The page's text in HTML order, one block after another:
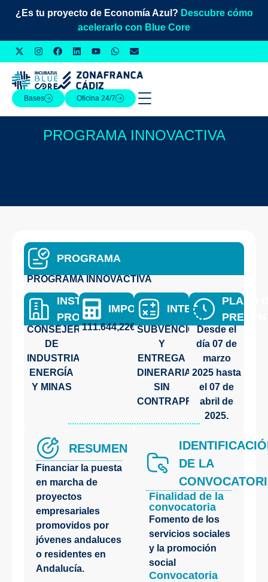
¿Es tu proyecto de Economía Azul? Descubre cómo
acelerarlo con Blue Core
Bases Oficina 24/7
PROGRAMA INNOVACTIVA
PROGRAMA
PROGRAMA INNOVACTIVA
INSTITUICIÓN
PROMOTORA
CONSEJERÍA
DE
INDUSTRIA,
ENERGÍA
Y MINAS
IMPORTE
111.644,22€
INTENSIDAD
SUBVENCIÓN
Y
ENTREGA
DINERARIA
SIN
CONTRAPRESTACIÓN
PLAZO
Desde el
día 07 de
marzo
2025 hasta
el 07 de
abril de
2025.
RESUMEN
Financiar la puesta
en marcha de
proyectos
empresariales
promovidos por
jóvenes andaluces
o residentes en
Andalucía.
DE LA
Finalidad de la
convocatoria
Fomento de los
servicios sociales
y la promoción
social
Convocatoria